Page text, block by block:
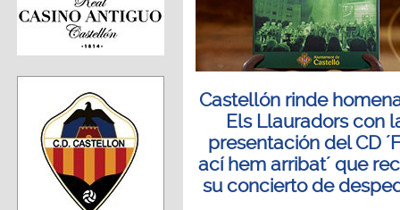
Castellón rinde
Els Llauradors con
presentación del CD
ací hem arribat´ que
su concierto de